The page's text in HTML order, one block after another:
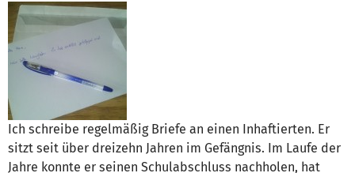
Ich schreibe regelmäßig Briefe an einen Inhaftierten. Er
sitzt seit über dreizehn Jahren im Gefängnis. Im Laufe der
Jahre konnte er seinen Schulabschluss nachholen, hat